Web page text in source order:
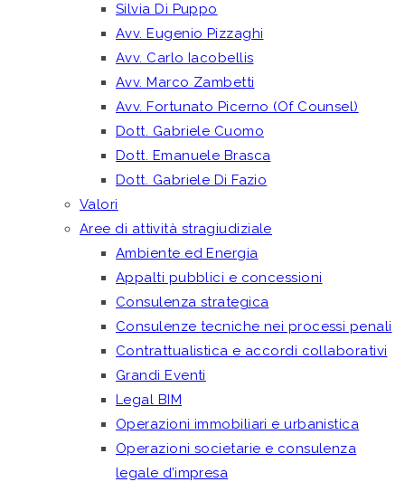
Silvia Di Puppo
Avv. Eugenio Pizzaghi
Avv. Carlo Iacobellis
Avv. Marco Zambetti
Avv. Fortunato Picerno (Of Counsel)
Dott. Gabriele Cuomo
Dott. Emanuele Brasca
Dott. Gabriele Di Fazio
Valori
Aree di attività stragiudiziale
Ambiente ed Energia
Appalti pubblici e concessioni
Consulenza strategica
Consulenze tecniche nei processi penali
Contrattualistica e accordi collaborativi
Grandi Eventi
Legal BIM
Operazioni immobiliari e urbanistica
Operazioni societarie e consulenza
legale d’impresa